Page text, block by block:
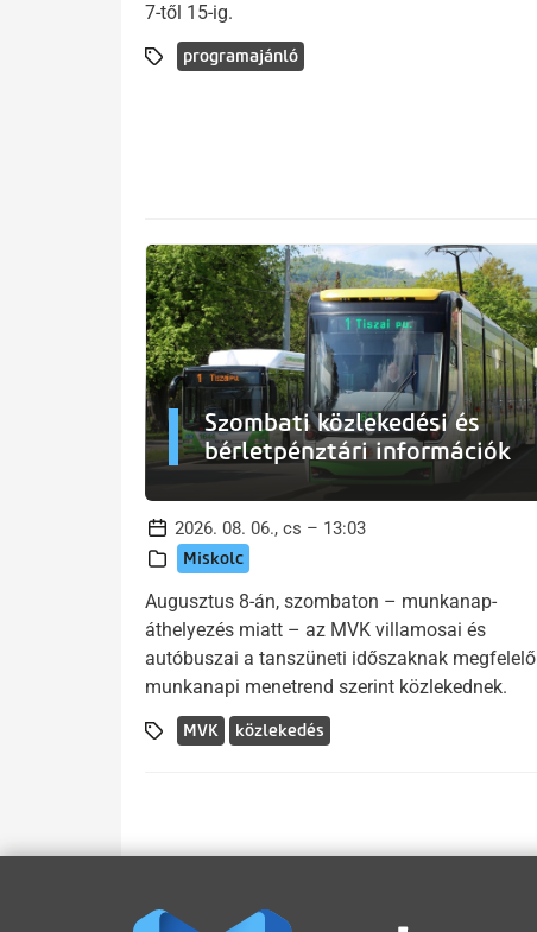
7-től 15-ig.
programajánló
Szombati közlekedési és
bérletpénztári információk
2026. 08. 06., cs – 13:03
Miskolc
Augusztus 8-án, szombaton – munkanap-
áthelyezés miatt – az MVK villamosai és
autóbuszai a tanszüneti időszaknak megfelelő
munkanapi menetrend szerint közlekednek.
MVK közlekedés